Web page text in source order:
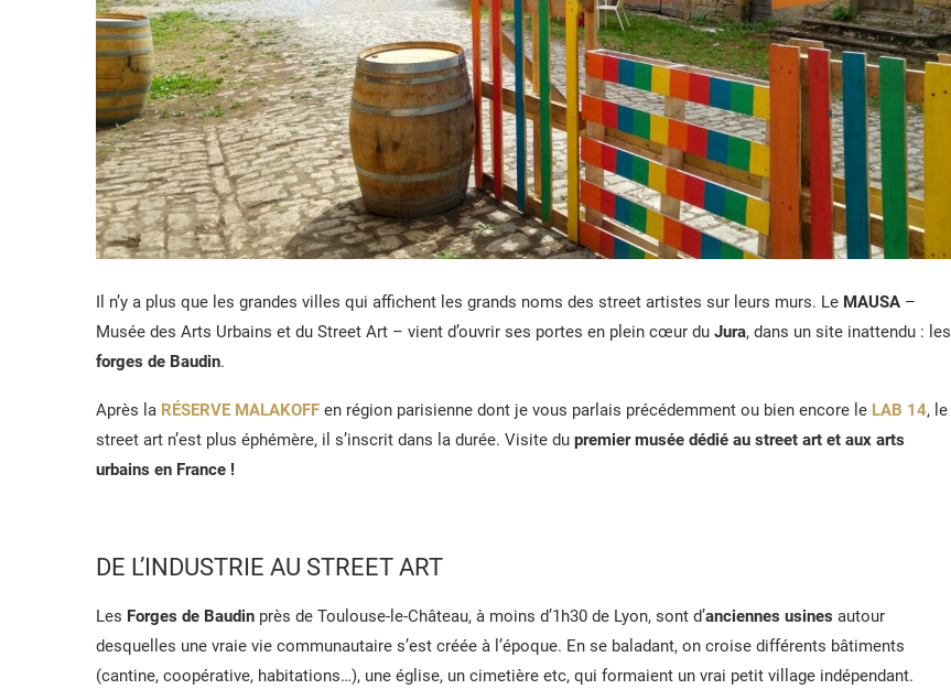
Il n’y a plus que les grandes villes qui affichent les grands noms des street artistes sur leurs murs. Le MAUSA –
Musée des Arts Urbains et du Street Art – vient d’ouvrir ses portes en plein cœur du Jura, dans un site inattendu : les
forges de Baudin.
Après la RÉSERVE MALAKOFF en région parisienne dont je vous parlais précédemment ou bien encore le LAB 14, le
street art n’est plus éphémère, il s’inscrit dans la durée. Visite du premier musée dédié au street art et aux arts
urbains en France !
DE L’INDUSTRIE AU STREET ART
Les Forges de Baudin près de Toulouse-le-Château, à moins d’1h30 de Lyon, sont d’anciennes usines autour
desquelles une vraie vie communautaire s’est créée à l’époque. En se baladant, on croise différents bâtiments
(cantine, coopérative, habitations…), une église, un cimetière etc, qui formaient un vrai petit village indépendant.